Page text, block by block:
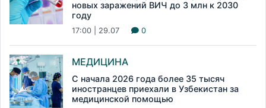
новых заражений ВИЧ до 3 млн к 2030
году
17:00 | 29.07 0
МЕДИЦИНА
С начала 2026 года более 35 тысяч
иностранцев приехали в Узбекистан за
медицинской помощью